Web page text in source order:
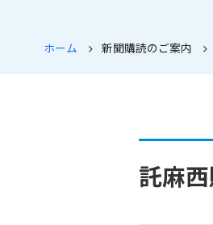
ホーム 新聞購読のご案内
託麻